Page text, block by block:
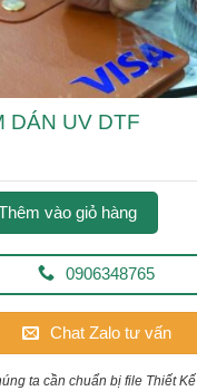
DÁN UV DTF
dtf số lượng
vào giỏ hàng
0906348765
Chat Zalo tư vấn
ta cần chuẩn bị file Thiết Kế